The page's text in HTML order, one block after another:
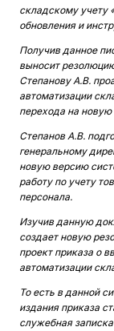
складскому учету
обновления и
Получив данное
выносит
Степанову А.В.
автоматизации
перехода на
Степанов А.В.
генеральному
новую версию
работу по учету
персонала.
Изучив данную
создает новую
проект приказа о
автоматизации
То есть в данной
издания приказа
служебная